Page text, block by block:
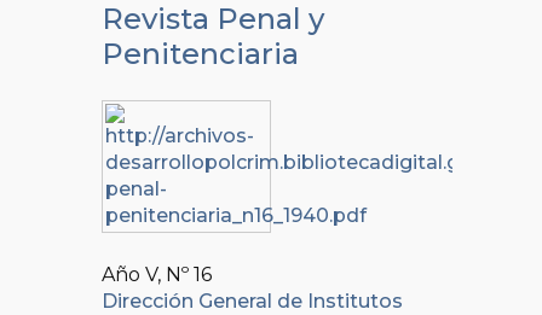
Revista Penal y
Penitenciaria
Año V, Nº 16
Dirección General de Institutos